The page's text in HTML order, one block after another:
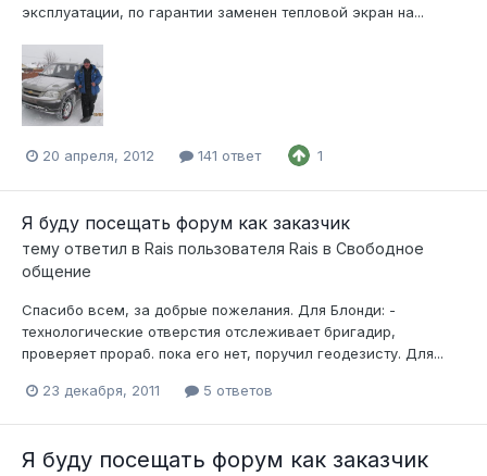
эксплуатации, по гарантии заменен тепловой экран на...
20 апреля, 2012 141 ответ 1
Я буду посещать форум как заказчик
тему ответил в Rais пользователя Rais в Свободное
общение
Спасибо всем, за добрые пожелания. Для Блонди: -
технологические отверстия отслеживает бригадир,
проверяет прораб. пока его нет, поручил геодезисту. Для...
23 декабря, 2011 5 ответов
Я буду посещать форум как заказчик